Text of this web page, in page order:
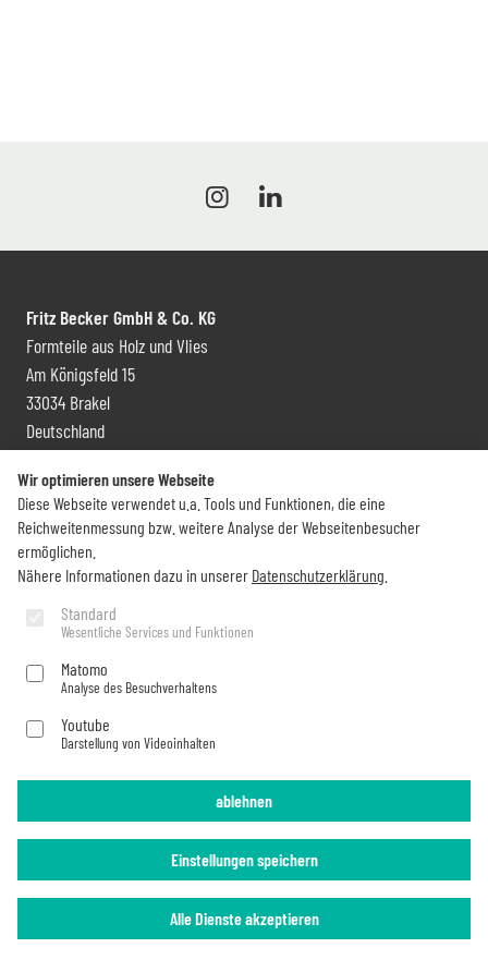
Fritz Becker GmbH & Co. KG
Formteile aus Holz und Vlies
Am Königsfeld 15
33034 Brakel
Deutschland
Kontakt und Vertrieb
+49 (0) 5272 6009 0
info@becker-brakel.de
Sie möchten rund um Becker immer auf dem Laufenden bleiben?
Jetzt abonnieren
Impressum Datenschutz
Wir optimieren unsere Webseite
Diese Webseite verwendet u.a. Tools und Funktionen, die eine
Reichweitenmessung bzw. weitere Analyse der Webseitenbesucher
ermöglichen.
Nähere Informationen dazu in unserer Datenschutzerklärung
Standard
Wesentliche Services und Funktionen
Matomo
Analyse des Besuchverhaltens
Youtube
Darstellung von Videoinhalten
Alle Dienste akzeptieren
Einstellungen speichern
ablehnen